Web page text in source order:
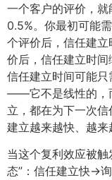
一个客户的评价，
0.5%。你最初可能
个评价后，信任建
价后，信任建立时
信任建立时间可能
——它不是线性的，
立，都在为下一次
建立越来越快、越来
当这个复利效应被
态”：信任建立快→